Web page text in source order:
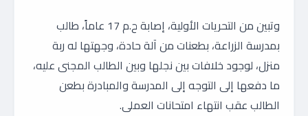
وتبين من التحريات الأولية، إصابة ح.م 17 عاماً، طالب
بمدرسة الزراعة، بطعنات من آلة حادة، وجهتها له ربة
منزل، لوجود خلافات بين نجلها وبين الطالب المجنى عليه،
ما دفعها إلى التوجه إلى المدرسة والمبادرة بطعن
الطالب عقب انتهاء امتحانات العملى.